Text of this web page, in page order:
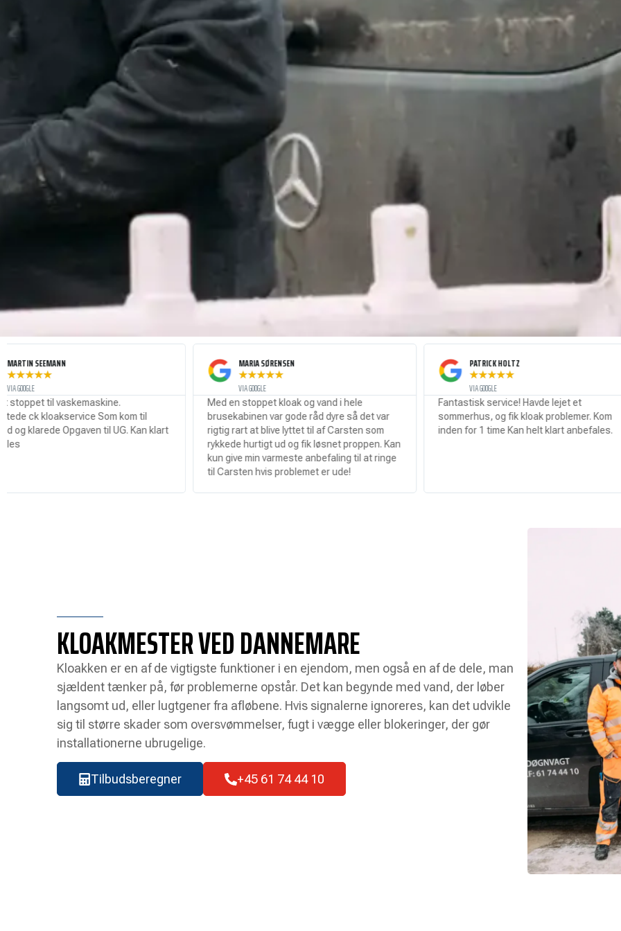
Som kom til
til UG. Kan klart
MARIA SØRENSEN
★★
Med en stoppet kloak og vand i hele
brusekabinen var gode råd dyre så det var
rigtig rart at blive lyttet til af Carsten som
rykkede hurtigt ud og fik løsnet proppen. Kan
kun give min varmeste anbefaling til at ringe
til Carsten hvis problemet er ude!
PATRICK HOLTZ
★★
Fantastisk service! Havde lejet et
sommerhus, og fik kloak problemer. Kom
inden for 1 time Kan helt klart anbefales.
KLOAKMESTER VED DANNEMARE
Kloakken er en af de vigtigste funktioner i en ejendom, men også en af de dele, man
sjældent tænker på, før problemerne opstår. Det kan begynde med vand, der løber
langsomt ud, eller lugtgener fra afløbene. Hvis signalerne ignoreres, kan det udvikle
sig til større skader som oversvømmelser, fugt i vægge eller blokeringer, der gør
installationerne ubrugelige.
Tilbudsberegner +45 61 74 44 10